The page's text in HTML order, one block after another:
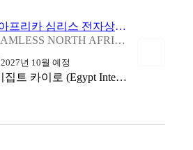
북아프리카 심리스 전자상거래 컨퍼런스 및 박람회 2027
SEAMLESS NORTH AFRICA 2027
2027년 10월 예정
이집트 카이로 (Egypt International Exhibition Center (EIEC))